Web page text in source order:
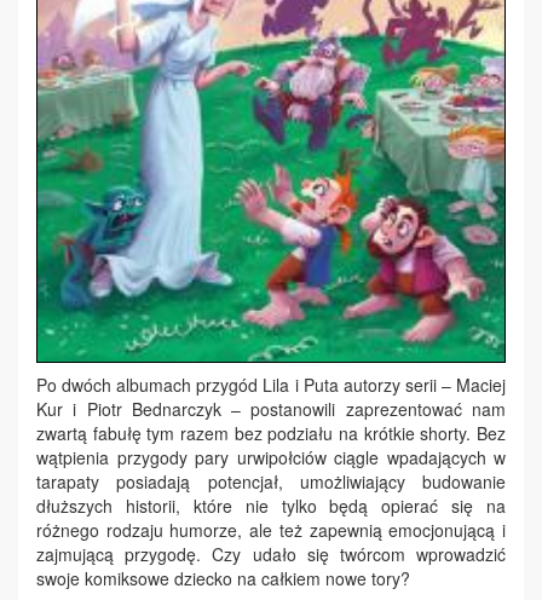
Po dwóch albumach przygód Lila i Puta autorzy serii – Maciej
Kur i Piotr Bednarczyk – postanowili zaprezentować nam
zwartą fabułę tym razem bez podziału na krótkie shorty. Bez
wątpienia przygody pary urwipołciów ciągle wpadających w
tarapaty posiadają potencjał, umożliwiający budowanie
dłuższych historii, które nie tylko będą opierać się na
różnego rodzaju humorze, ale też zapewnią emocjonującą i
zajmującą przygodę. Czy udało się twórcom wprowadzić
swoje komiksowe dziecko na całkiem nowe tory?